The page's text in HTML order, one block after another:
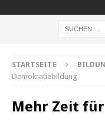
STARTSEITE
Demokratiebildung
Mehr Zeit